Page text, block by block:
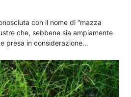
con il nome di “mazza
che, sebbene sia ampiamente
presa in considerazione…